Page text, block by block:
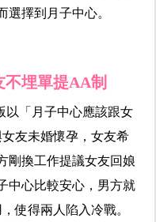
選擇到月子中心。
埋單提AA制
以「月子中心應該跟女
友未婚懷孕，女友希
剛換工作提議女友回娘
中心比較安心，男方就
使得兩人陷入冷戰。